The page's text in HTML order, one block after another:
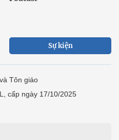
Sự kiện
Tôn giáo
cấp ngày 17/10/2025